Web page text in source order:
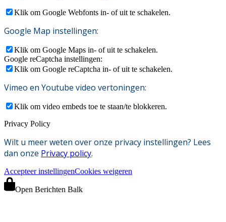
Klik om Google Webfonts in- of uit te schakelen.
Google Map instellingen:
Klik om Google Maps in- of uit te schakelen.
Google reCaptcha instellingen:
Klik om Google reCaptcha in- of uit te schakelen.
Vimeo en Youtube video vertoningen:
Klik om video embeds toe te staan/te blokkeren.
Privacy Policy
Wilt u meer weten over onze privacy instellingen? Lees
dan onze Privacy policy.
Accepteer instellingenCookies weigeren
Open Berichten Balk